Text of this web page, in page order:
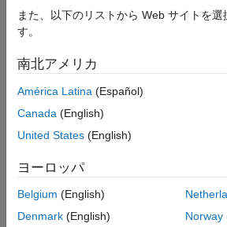
また、以下のリストから Web サイトを選
す。
南北アメリカ
América Latina (Español)
Canada (English)
United States (English)
ヨーロッパ
Belgium (English)
Denmark (English)
Norway
トラストセンター
プライバシ
違法コピー防止
アプリケーション ス